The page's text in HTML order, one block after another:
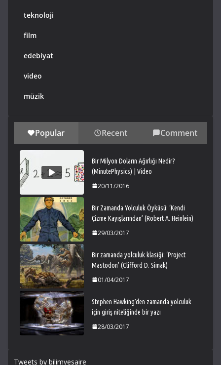
teknoloji
film
edebiyat
video
müzik
Popular Recent Comment
Bir Milyon Doların Ağırlığı Nedir?
(MinutePhysics) | Video
20/11/2016
Bir Zamanda Yolculuk Öyküsü: ‘Kendi
Çizme Kayışlarından’ (Robert A. Heinlein)
29/03/2017
Bir zamanda yolculuk klasiği: ‘Project
Mastodon’ (Clifford D. Simak)
01/04/2017
Stephen Hawking’den zamanda yolculuk
için giriş niteliğinde bir yazı
28/03/2017
Tweets by bilimvesaire